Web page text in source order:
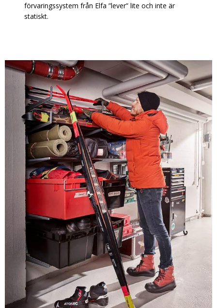
förvaringssystem från Elfa ”lever” lite och inte är
statiskt.